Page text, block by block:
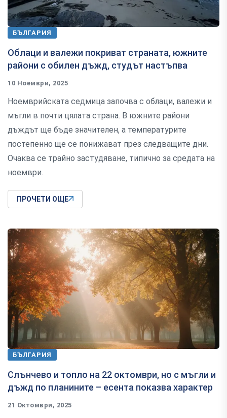
БЪЛГАРИЯ
Облаци и валежи покриват страната, южните
райони с обилен дъжд, студът настъпва
10 Ноември, 2025
Ноемврийската седмица започва с облаци, валежи и
мъгли в почти цялата страна. В южните райони
дъждът ще бъде значителен, а температурите
постепенно ще се понижават през следващите дни.
Очаква се трайно застудяване, типично за средата на
ноември.
ПРОЧЕТИ ОЩЕ
БЪЛГАРИЯ
Слънчево и топло на 22 октомври, но с мъгли и
дъжд по планините – есента показва характер
21 Октомври, 2025